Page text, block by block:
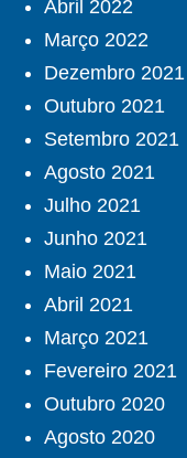
Abril 2022
Março 2022
Dezembro 2021
Outubro 2021
Setembro 2021
Agosto 2021
Julho 2021
Junho 2021
Maio 2021
Abril 2021
Março 2021
Fevereiro 2021
Outubro 2020
Agosto 2020